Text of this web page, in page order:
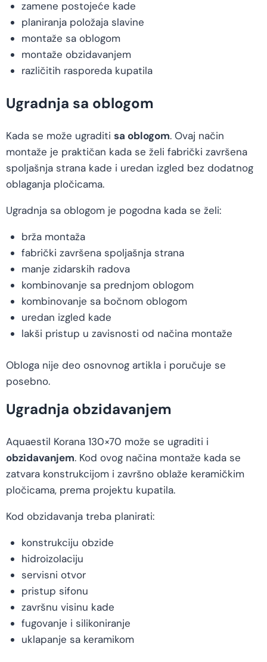
zamene postojeće kade
planiranja položaja slavine
montaže sa oblogom
montaže obzidavanjem
različitih rasporeda kupatila
Ugradnja sa oblogom
Kada se može ugraditi sa oblogom. Ovaj način
montaže je praktičan kada se želi fabrički završena
spoljašnja strana kade i uredan izgled bez dodatnog
oblaganja pločicama.
Ugradnja sa oblogom je pogodna kada se želi:
brža montaža
fabrički završena spoljašnja strana
manje zidarskih radova
kombinovanje sa prednjom oblogom
kombinovanje sa bočnom oblogom
uredan izgled kade
lakši pristup u zavisnosti od načina montaže
Obloga nije deo osnovnog artikla i poručuje se
posebno.
Ugradnja obzidavanjem
Aquaestil Korana 130×70 može se ugraditi i
obzidavanjem. Kod ovog načina montaže kada se
zatvara konstrukcijom i završno oblaže keramičkim
pločicama, prema projektu kupatila.
Kod obzidavanja treba planirati:
konstrukciju obzide
hidroizolaciju
servisni otvor
pristup sifonu
završnu visinu kade
fugovanje i silikoniranje
uklapanje sa keramikom